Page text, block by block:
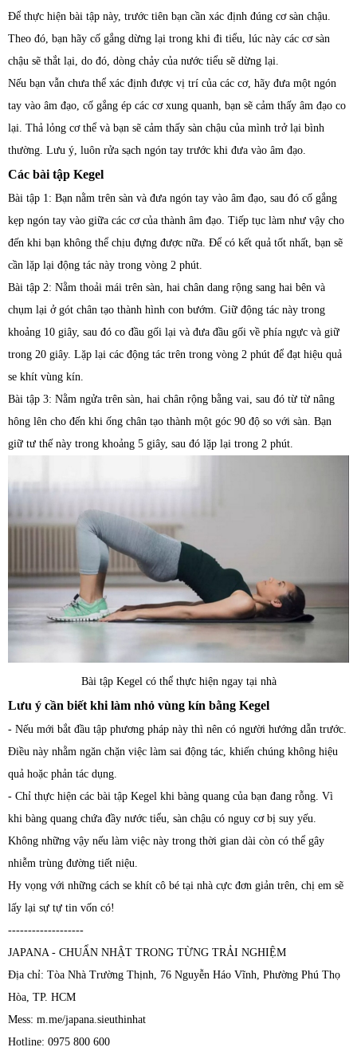
Để thực hiện bài tập này, trước tiên bạn cần xác định đúng cơ sàn chậu.
Theo đó, bạn hãy cố gắng dừng lại trong khi đi tiểu, lúc này các cơ sàn
chậu sẽ thắt lại, do đó, dòng chảy của nước tiểu sẽ dừng lại.
Nếu bạn vẫn chưa thể xác định được vị trí của các cơ, hãy đưa một ngón
tay vào âm đạo, cố gắng ép các cơ xung quanh, bạn sẽ cảm thấy âm đạo co
lại. Thả lỏng cơ thể và bạn sẽ cảm thấy sàn chậu của mình trở lại bình
thường. Lưu ý, luôn rửa sạch ngón tay trước khi đưa vào âm đạo.
Các bài tập Kegel
Bài tập 1: Bạn nằm trên sàn và đưa ngón tay vào âm đạo, sau đó cố gắng
kẹp ngón tay vào giữa các cơ của thành âm đạo. Tiếp tục làm như vậy cho
đến khi bạn không thể chịu đựng được nữa. Để có kết quả tốt nhất, bạn sẽ
cần lặp lại động tác này trong vòng 2 phút.
Bài tập 2: Nằm thoải mái trên sàn, hai chân dang rộng sang hai bên và
chụm lại ở gót chân tạo thành hình con bướm. Giữ động tác này trong
khoảng 10 giây, sau đó co đầu gối lại và đưa đầu gối về phía ngực và giữ
trong 20 giây. Lặp lại các động tác trên trong vòng 2 phút để đạt hiệu quả
se khít vùng kín.
Bài tập 3: Nằm ngửa trên sàn, hai chân rộng bằng vai, sau đó từ từ nâng
hông lên cho đến khi ống chân tạo thành một góc 90 độ so với sàn. Bạn
giữ tư thế này trong khoảng 5 giây, sau đó lặp lại trong 2 phút.
Bài tập Kegel có thể thực hiện ngay tại nhà
Lưu ý cần biết khi làm nhỏ vùng kín bằng Kegel
- Nếu mới bắt đầu tập phương pháp này thì nên có người hướng dẫn trước.
Điều này nhằm ngăn chặn việc làm sai động tác, khiến chúng không hiệu
quả hoặc phản tác dụng.
- Chỉ thực hiện các bài tập Kegel khi bàng quang của bạn đang rỗng. Vì
khi bàng quang chứa đầy nước tiểu, sàn chậu có nguy cơ bị suy yếu.
Không những vậy nếu làm việc này trong thời gian dài còn có thể gây
nhiễm trùng đường tiết niệu.
Hy vọng với những cách se khít cô bé tại nhà cực đơn giản trên, chị em sẽ
lấy lại sự tự tin vốn có!
-------------------
JAPANA - CHUẨN NHẬT TRONG TỪNG TRẢI NGHIỆM
Địa chỉ: Tòa Nhà Trường Thịnh, 76 Nguyễn Háo Vĩnh, Phường Phú Thọ
Hòa, TP. HCM
Mess: m.me/japana.sieuthinhat
Hotline: 0975 800 600